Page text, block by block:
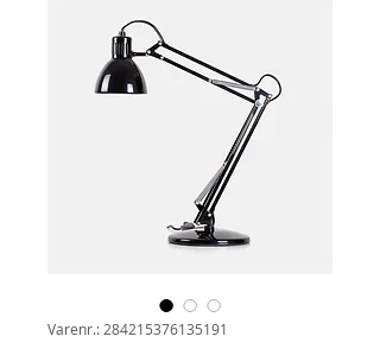
Varenr.: 284215376135191